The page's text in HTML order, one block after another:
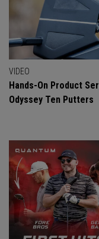
VIDEO
Hands-On Product
Odyssey Ten Putters